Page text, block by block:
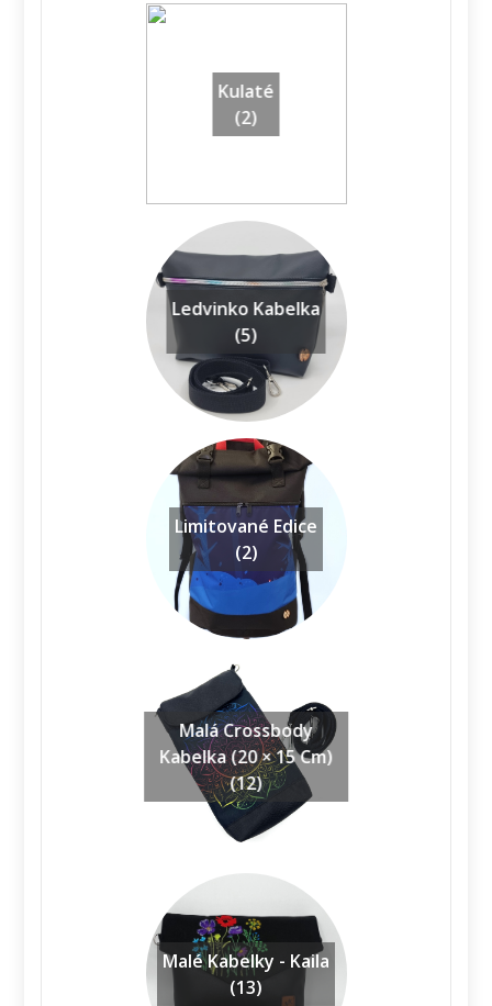
Kulaté
(2)
Ledvinko Kabelka
(5)
Limitované Edice
(2)
Malá Crossbody
Kabelka (20 × 15 Cm)
(12)
Malé Kabelky - Kaila
(13)